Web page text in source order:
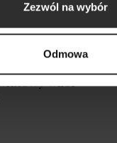
Zezwól na wybór
Odmowa
ze stójką i
wzór